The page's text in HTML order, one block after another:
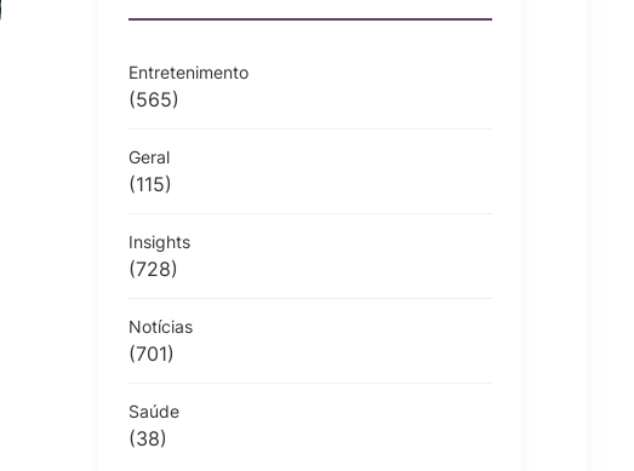
Entretenimento
(565)
Geral
(115)
Insights
(728)
Notícias
(701)
Saúde
(38)